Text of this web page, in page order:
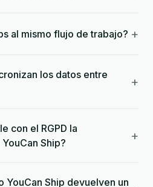
al mismo flujo de trabajo? +
los datos entre
+
con el RGPD la
Ship?
+
YouCan Ship devuelven un